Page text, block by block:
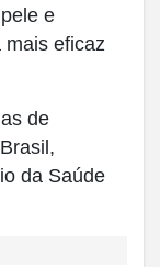
e
mais eficaz
de
da Saúde